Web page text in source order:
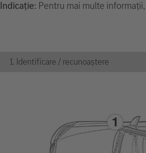
Indicație: Pentru mai multe
1. Identificare / recunoaștere